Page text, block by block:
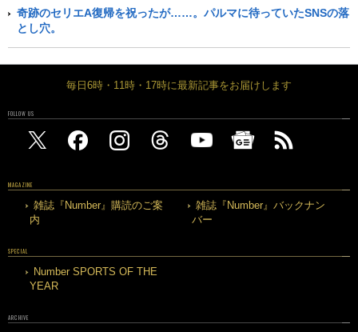
奇跡のセリエA復帰を祝ったが……。パルマに待っていたSNSの落
とし穴。
毎日6時・11時・17時に最新記事をお届けします
FOLLOW US
MAGAZINE
雑誌『Number』購読のご案
内
雑誌『Number』バックナン
バー
SPECIAL
Number SPORTS OF THE
YEAR
ARCHIVE